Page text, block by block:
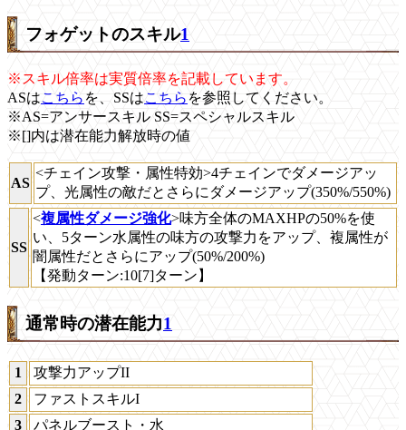
フォゲットのスキル1
※スキル倍率は実質倍率を記載しています。
ASはこちら を、SSはこちら を参照してください。
※AS=アンサースキル SS=スペシャルスキル
※[]内は潜在能力解放時の値
AS
<チェイン攻撃・属性特効>4チェインでダメージアッ
プ、光属性の敵だとさらにダメージアップ(350%/550%)
SS
<複属性ダメージ強化>味方全体のMAXHPの50%を使
い、5ターン水属性の味方の攻撃力をアップ、複属性が
闇属性だとさらにアップ(50%/200%)
【発動ターン:10[7]ターン】
通常時の潜在能力1
1
攻撃力アップII
2
ファストスキルI
3
パネルブースト・水